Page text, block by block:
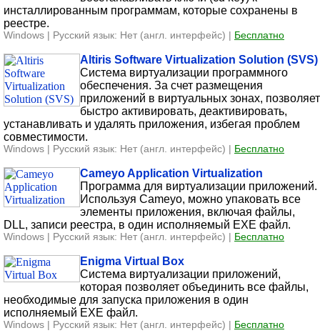
инсталлированным программам, которые сохранены в
реестре.
Windows | Русский язык: Нет (англ. интерфейс) | Бесплатно
Altiris Software Virtualization Solution (SVS)
Система виртуализации программного
обеспечения. За счет размещения
приложений в виртуальных зонах, позволяет
быстро активировать, деактивировать,
устанавливать и удалять приложения, избегая проблем
совместимости.
Windows | Русский язык: Нет (англ. интерфейс) | Бесплатно
Cameyo Application Virtualization
Программа для виртуализации приложений.
Используя Cameyo, можно упаковать все
элементы приложения, включая файлы,
DLL, записи реестра, в один исполняемый EXE файл.
Windows | Русский язык: Нет (англ. интерфейс) | Бесплатно
Enigma Virtual Box
Система виртуализации приложений,
которая позволяет объединить все файлы,
необходимые для запуска приложения в один
исполняемый EXE файл.
Windows | Русский язык: Нет (англ. интерфейс) | Бесплатно